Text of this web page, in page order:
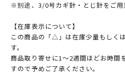
※別途、3/0号カギ針・とじ針をご用
【在庫表示について】
この商品の「△」は在庫少量もしく
す。
商品取り寄せに1～2週間ほどお時間
すので予めご了承ください。